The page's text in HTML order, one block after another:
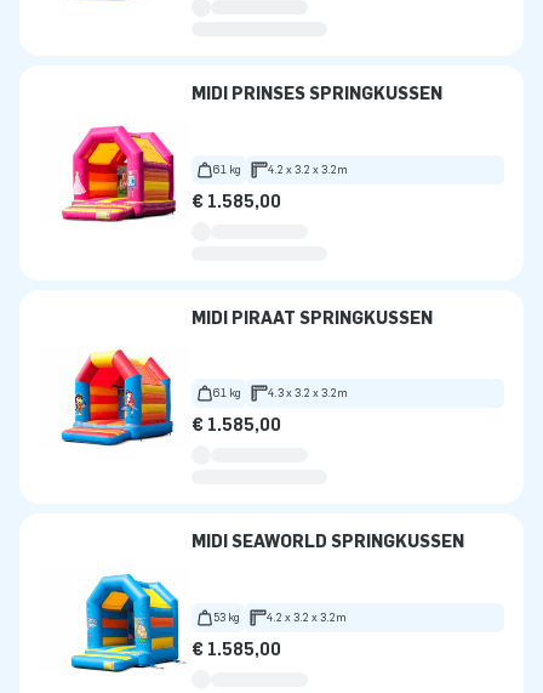
MIDI PRINSES SPRINGKUSSEN
61 kg 4.2 x 3.2 x 3.2m
€ 1.585,00
MIDI PIRAAT SPRINGKUSSEN
61 kg 4.3 x 3.2 x 3.2m
€ 1.585,00
MIDI SEAWORLD SPRINGKUSSEN
53 kg 4.2 x 3.2 x 3.2m
€ 1.585,00